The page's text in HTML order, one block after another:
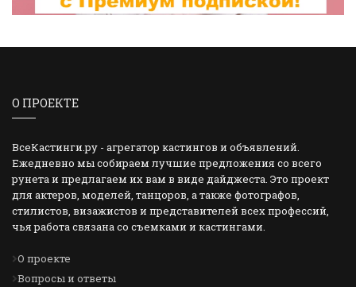
О ПРОЕКТЕ
ВсеКастинги.ру - агрегатор кастингов и объявлений.
Ежедневно мы собираем лучшие предложения со всего
рунета и предлагаем их вам в виде дайджеста. Это проект
для актеров, моделей, танцоров, а также фотографов,
стилистов, визажистов и представителей всех профессий,
чья работа связана со съемками и кастингами.
О проекте
Вопросы и ответы